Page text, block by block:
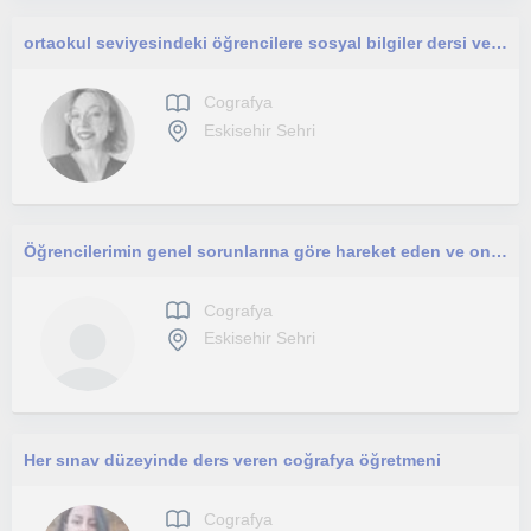
ortaokul seviyesindeki öğrencilere sosyal bilgiler dersi veriyorum
Cografya
Eskisehir Sehri
Öğrencilerimin genel sorunlarına göre hareket eden ve onların anlayabileceği bir anlatı. Tercih ediyorum
Cografya
Eskisehir Sehri
Her sınav düzeyinde ders veren coğrafya öğretmeni
Cografya